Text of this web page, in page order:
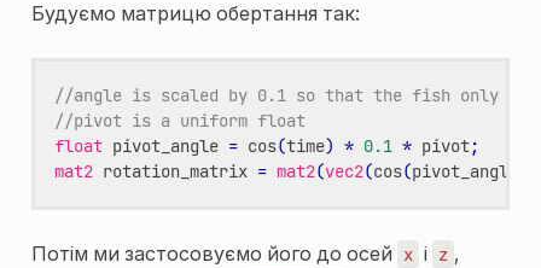
Будуємо матрицю обертання так:
//angle is scaled by 0.1 so that the fish only
//pivot is a uniform float
float pivot_angle = cos(time) * 0.1 * pivot;
mat2 rotation_matrix = mat2(vec2(cos(pivot_angle
Потім ми застосовуємо його до осей x і z ,